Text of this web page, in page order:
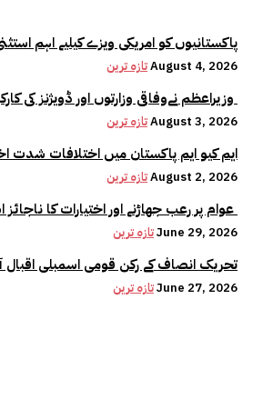
پاکستانیوں کو امریکی ویزے کیلیے اہم
تازہ ترینAugust 4, 2026
تازہ ترینAugust 3, 2026
ایم کیو ایم پاکستان میں اختلافات شدت
تازہ ترینAugust 2, 2026
تازہ ترینJune 29, 2026
تحریک انصاف کے رکن قومی اسمبلی اقبال
تازہ ترینJune 27, 2026